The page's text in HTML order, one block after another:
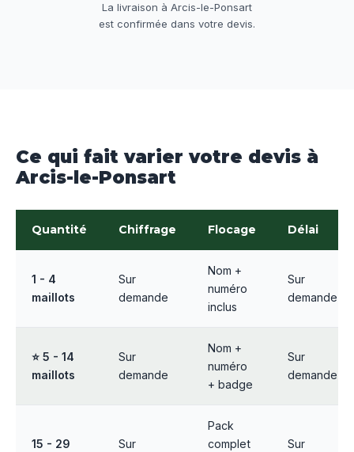
La livraison à Arcis-le-Ponsart
est confirmée dans votre devis.
Ce qui fait varier votre devis à
Arcis-le-Ponsart
Quantité Chiffrage Flocage Délai
1 - 4
maillots
Sur
demande
Nom +
numéro
inclus
Sur
demande
⭐ 5 - 14
maillots
Sur
demande
Nom +
numéro
+ badge
Sur
demande
15 - 29
Sur
Pack
complet
Sur